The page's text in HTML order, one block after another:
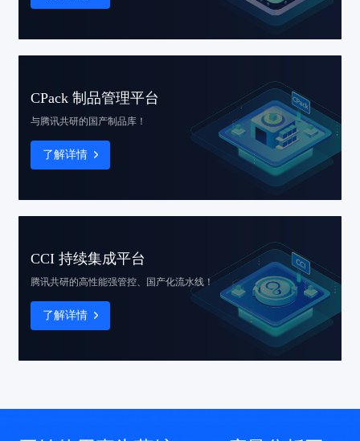
CPack 制品管理平台
与腾讯共研的国产制品库！
了解详情
CCI 持续集成平台
腾讯共研的高性能强管控、国产化流水线！
了解详情